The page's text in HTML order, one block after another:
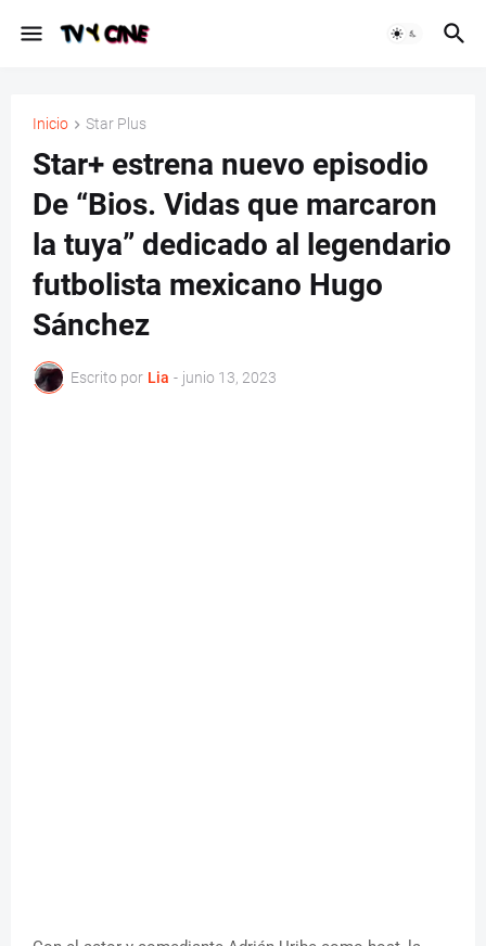
Inicio Star Plus
Star+ estrena nuevo episodio
De “Bios. Vidas que marcaron
la tuya” dedicado al legendario
futbolista mexicano Hugo
Sánchez
Escrito por Lia - junio 13, 2023